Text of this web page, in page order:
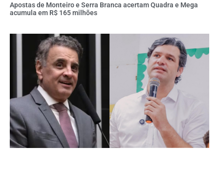
Apostas de Monteiro e Serra Branca acertam Quadra e Mega
acumula em R$ 165 milhões